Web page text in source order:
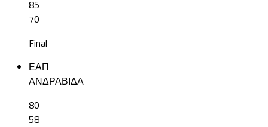
85
70
Final
ΕΑΠ
ΑΝΔΡΑΒΙΔΑ
80
58